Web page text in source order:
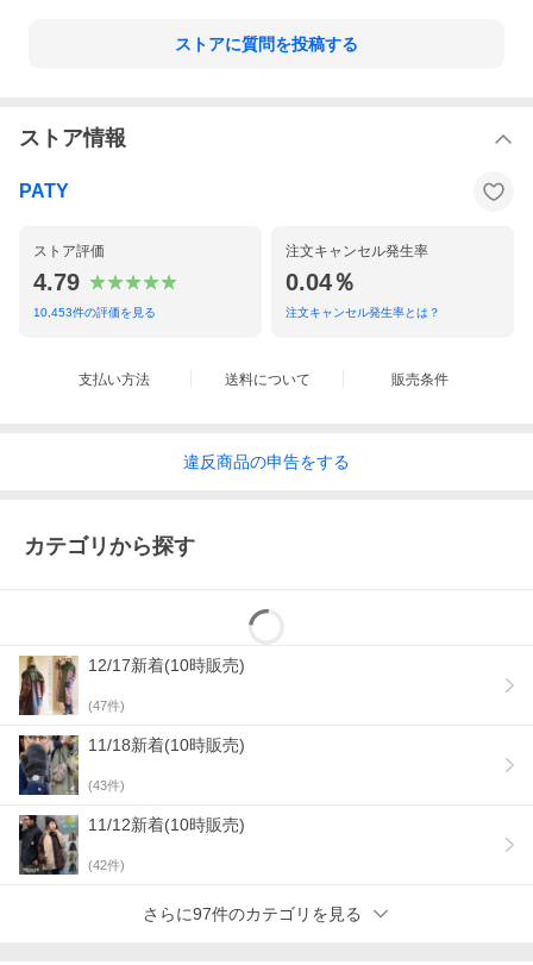
ストアに質問を投稿する
ストア情報
PATY
ストア評価
4.79
10,453件の評価を見る
注文キャンセル発生率
0.04％
注文キャンセル発生率とは？
支払い方法 送料について 販売条件
違反商品の申告をする
カテゴリから探す
12/17新着(10時販売)
(47件)
11/18新着(10時販売)
(43件)
11/12新着(10時販売)
(42件)
さらに97件のカテゴリを見る